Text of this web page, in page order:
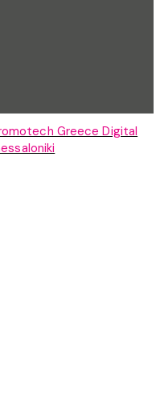
Greece Digital